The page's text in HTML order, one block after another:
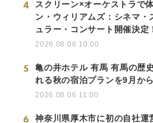
4
スクリーン×オーケストラで
ン・ウィリアムズ：シネマ・
ュラー・コンサート開催決定
2026.08.08 10:00
5
亀の井ホテル 有馬 有馬の歴
れる秋の宿泊プランを9月か
2026.08.06 11:00
6
神奈川県厚木市に初の自社運